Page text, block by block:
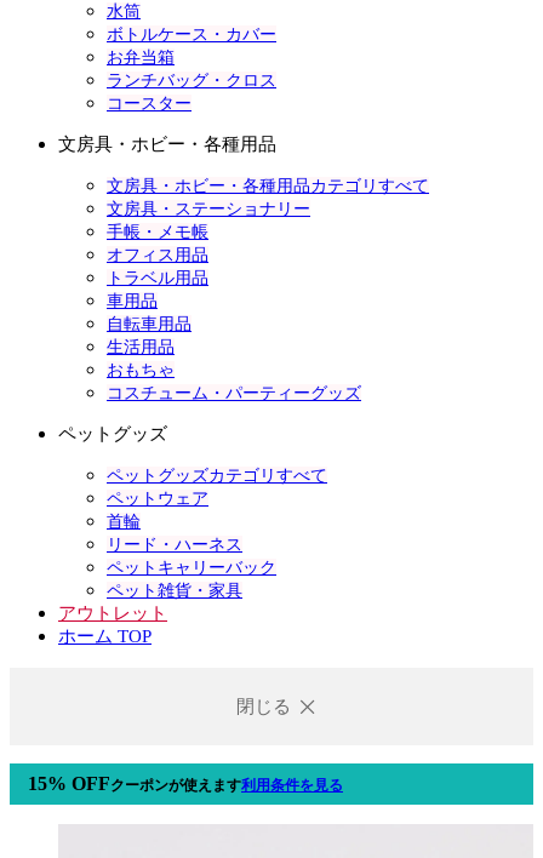
水筒
ボトルケース・カバー
お弁当箱
ランチバッグ・クロス
コースター
文房具・ホビー・各種用品
文房具・ホビー・各種用品カテゴリすべて
文房具・ステーショナリー
手帳・メモ帳
オフィス用品
トラベル用品
車用品
自転車用品
生活用品
おもちゃ
コスチューム・パーティーグッズ
ペットグッズ
ペットグッズカテゴリすべて
ペットウェア
首輪
リード・ハーネス
ペットキャリーバック
ペット雑貨・家具
アウトレット
ホーム TOP
閉じる
15% OFFクーポンが使えます利用条件を見る